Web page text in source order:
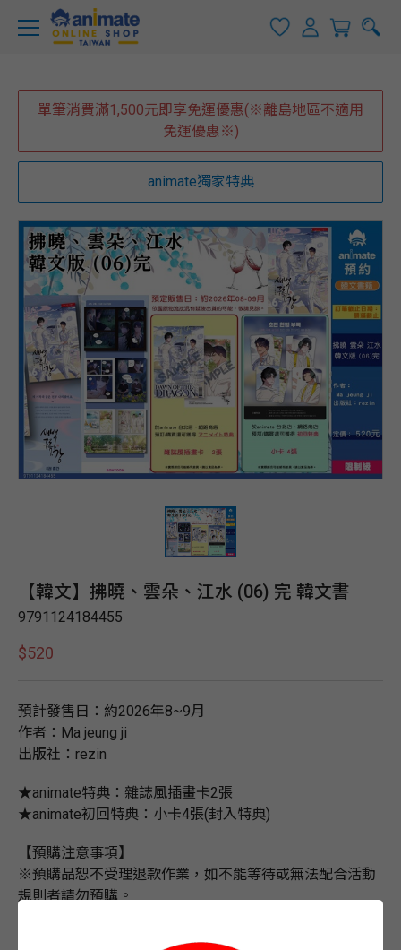
單筆消費滿1,500元即享免運優惠(※離島地區不適用
免運優惠※)
animate獨家特典
【韓文】拂曉、雲朵、江水 (06) 完 韓文書
9791124184455
$520
預計發售日：約2026年8~9月
作者：Ma jeung ji
出版社：rezin
★animate特典：雜誌風插畫卡2張
★animate初回特典：小卡4張(封入特典)
【預購注意事項】
※預購品恕不受理退款作業，如不能等待或無法配合活動
規則者請勿預購。